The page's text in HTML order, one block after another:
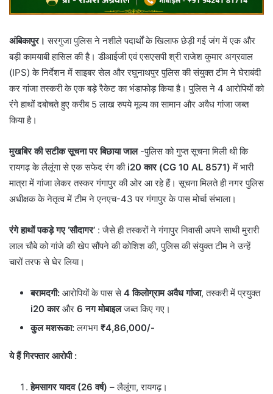
अंबिकापुर। सरगुजा पुलिस ने नशीले पदार्थों के खिलाफ छेड़ी गई जंग में एक और
बड़ी कामयाबी हासिल की है। डीआईजी एवं एसएसपी श्री राजेश कुमार अग्रवाल
(IPS) के निर्देशन में साइबर सेल और रघुनाथपुर पुलिस की संयुक्त टीम ने घेराबंदी
कर गांजा तस्करी के एक बड़े रैकेट का भंडाफोड़ किया है। पुलिस ने 4 आरोपियों को
रंगे हाथों दबोचते हुए करीब 5 लाख रुपये मूल्य का सामान और अवैध गांजा जब्त
किया है।
मुखबिर की सटीक सूचना पर बिछाया जाल-पुलिस को गुप्त सूचना मिली थी कि
रायगढ़ के लैलूंगा से एक सफेद रंग की i20 कार (CG 10 AL 8571) में भारी
मात्रा में गांजा लेकर तस्कर गंगापुर की ओर आ रहे हैं। सूचना मिलते ही नगर पुलिस
अधीक्षक के नेतृत्व में टीम ने एनएच-43 पर गंगापुर के पास मोर्चा संभाला।
रंगे हाथों पकड़े गए ‘सौदागर’ : ​जैसे ही तस्करों ने गंगापुर निवासी अपने साथी मुरारी
लाल चौबे को गांजे की खेप सौंपने की कोशिश की, पुलिस की संयुक्त टीम ने उन्हें
चारों तरफ से घेर लिया।
बरामदगी: आरोपियों के पास से4 किलोग्राम अवैध गांजा, तस्करी में प्रयुक्त
i20 कारऔर 6 नग मोबाइलजब्त किए गए।
कुल मशरूका:लगभग ₹4,86,000/-
ये हैं गिरफ्तार आरोपी :
हेमसागर यादव (26 वर्ष) – लैलूंगा, रायगढ़।